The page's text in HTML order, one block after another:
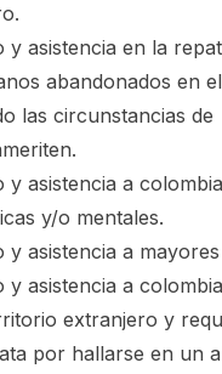
asistencia en la
abandonados en
las circunstancias de
y asistencia a
y/o mentales.
asistencia a
asistencia a
extranjero y
por hallarse en un